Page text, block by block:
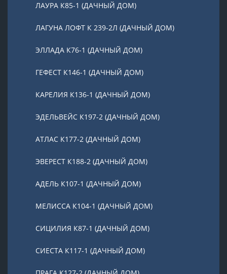
ЛАУРА К85-1 (ДАЧНЫЙ ДОМ)
ЛАГУНА ЛОФТ К 239-2Л (ДАЧНЫЙ ДОМ)
ЭЛЛАДА К76-1 (ДАЧНЫЙ ДОМ)
ГЕФЕСТ К146-1 (ДАЧНЫЙ ДОМ)
КАРЕЛИЯ К136-1 (ДАЧНЫЙ ДОМ)
ЭДЕЛЬВЕЙС К197-2 (ДАЧНЫЙ ДОМ)
АТЛАС К177-2 (ДАЧНЫЙ ДОМ)
ЭВЕРЕСТ К188-2 (ДАЧНЫЙ ДОМ)
АДЕЛЬ К107-1 (ДАЧНЫЙ ДОМ)
МЕЛИССА К104-1 (ДАЧНЫЙ ДОМ)
СИЦИЛИЯ К87-1 (ДАЧНЫЙ ДОМ)
СИЕСТА К117-1 (ДАЧНЫЙ ДОМ)